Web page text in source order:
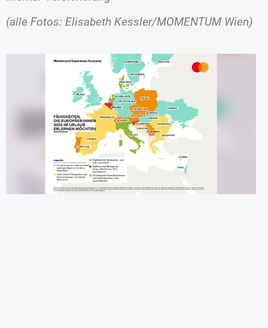
(alle Fotos: Elisabeth Kessler/MOMENTUM Wien)